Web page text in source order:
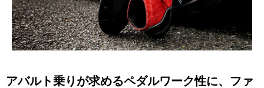
アバルト乗りが求めるペダルワーク性に、ファ